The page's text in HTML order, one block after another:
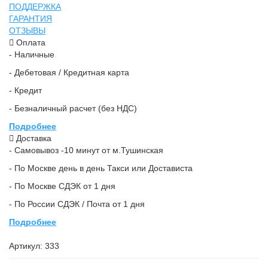
ПОДДЕРЖКА
ГАРАНТИЯ
ОТЗЫВЫ
Оплата
- Наличные
- Дебетовая / Кредитная карта
- Кредит
- Безналичный расчет (без НДС)
Подробнее
Доставка
- Самовывоз -10 минут от м.Тушинская
- По Москве день в день Такси или Достависта
- По Москве СДЭК от 1 дня
- По России СДЭК / Почта от 1 дня
Подробнее
Артикул: 333